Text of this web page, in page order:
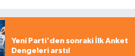
Yeni Parti'den sonraki İlk Anket
Dengeleri arstı!